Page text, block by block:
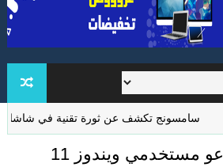
سامسونج تكشف عن ثورة تقنية في شاشات الواقع
مايكروسوفت تدعو مستخدمي ويندوز 11